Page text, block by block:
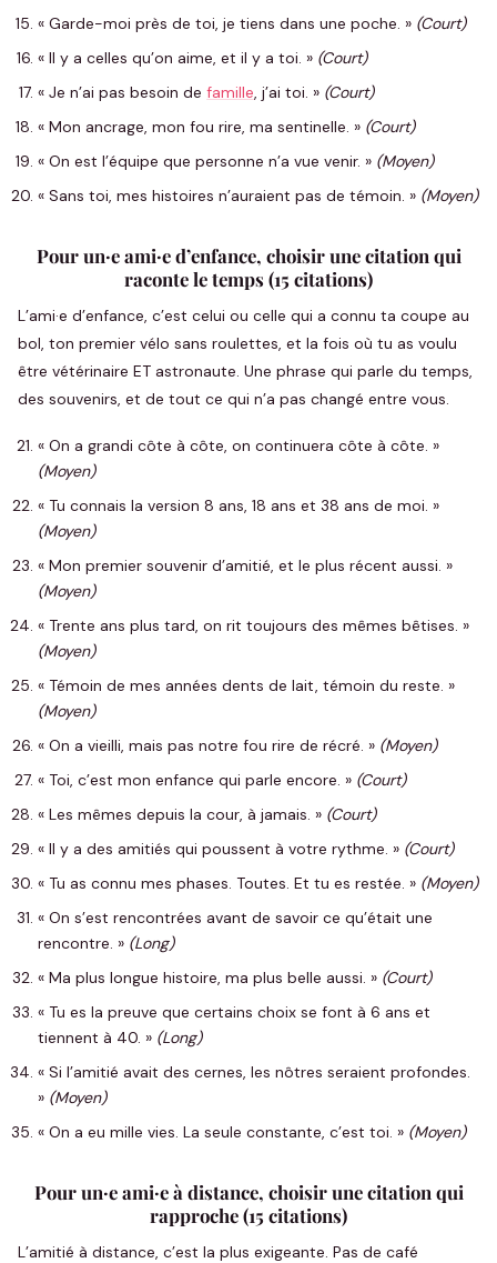
« Garde-moi près de toi, je tiens dans une poche. » (Court)
« Il y a celles qu’on aime, et il y a toi. » (Court)
« Je n’ai pas besoin defamille, j’ai toi. » (Court)
« Mon ancrage, mon fou rire, ma sentinelle. » (Court)
« On est l’équipe que personne n’a vue venir. » (Moyen)
« Sans toi, mes histoires n’auraient pas de témoin. » (Moyen)
Pour un·e ami·e d’enfance, choisir une citation qui
raconte le temps (15 citations)
L’ami·e d’enfance, c’est celui ou celle qui a connu ta coupe au
bol, ton premier vélo sans roulettes, et la fois où tu as voulu
être vétérinaire ET astronaute. Une phrase qui parle du temps,
des souvenirs, et de tout ce qui n’a pas changé entre vous.
« On a grandi côte à côte, on continuera côte à côte. »
(Moyen)
« Tu connais la version 8 ans, 18 ans et 38 ans de moi. »
(Moyen)
« Mon premier souvenir d’amitié, et le plus récent aussi. »
(Moyen)
« Trente ans plus tard, on rit toujours des mêmes bêtises. »
(Moyen)
« Témoin de mes années dents de lait, témoin du reste. »
(Moyen)
« On a vieilli, mais pas notre fou rire de récré. » (Moyen)
« Toi, c’est mon enfance qui parle encore. » (Court)
« Les mêmes depuis la cour, à jamais. » (Court)
« Il y a des amitiés qui poussent à votre rythme. » (Court)
« Tu as connu mes phases. Toutes. Et tu es restée. » (Moyen)
« On s’est rencontrées avant de savoir ce qu’était une
rencontre. » (Long)
« Ma plus longue histoire, ma plus belle aussi. » (Court)
« Tu es la preuve que certains choix se font à 6 ans et
tiennent à 40. » (Long)
« Si l’amitié avait des cernes, les nôtres seraient profondes.
» (Moyen)
« On a eu mille vies. La seule constante, c’est toi. » (Moyen)
Pour un·e ami·e à distance, choisir une citation qui
rapproche (15 citations)
L’amitié à distance, c’est la plus exigeante. Pas de café